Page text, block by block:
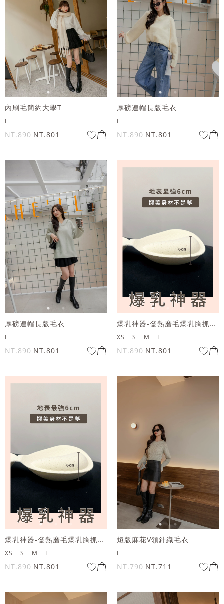
內刷毛簡約大學T
F
NT.890 NT.801
厚磅連帽長版毛衣
F
NT.890 NT.801
厚磅連帽長版毛衣
F
NT.890 NT.801
爆乳神器-發熱磨毛爆乳胸抓皺貼身上衣
XS S M L
NT.890 NT.801
爆乳神器-發熱磨毛爆乳胸抓皺貼身上衣
XS S M L
NT.890 NT.801
短版麻花V領針織毛衣
F
NT.790 NT.711